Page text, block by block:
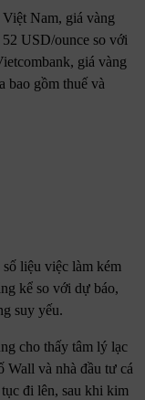
Nam, giá vàng
USD/ounce so với
giá vàng
bao gồm thuế và
liệu việc làm kém
kể so với dự báo,
suy yếu.
cho thấy tâm lý lạc
Wall và nhà đầu tư cá
đi lên, sau khi kim